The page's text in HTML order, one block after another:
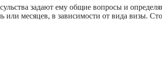
задают ему общие вопросы и
месяцев, в зависимости от вида визы.